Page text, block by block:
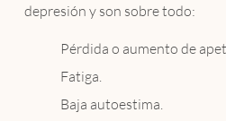
depresión y son sobre todo:
Pérdida o aumento de
Fatiga.
Baja autoestima.